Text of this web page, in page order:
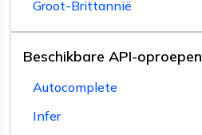
Groot-Brittannië
Beschikbare API-oproepen
Autocomplete
Infer